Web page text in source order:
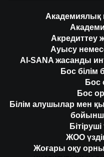
Академиялық
Акредиттеу
Ауысу
AI-SANA жасанды
Бос білім
Бос
Бос
Білім алушылар мен
ЖОО
Жоғары оқу